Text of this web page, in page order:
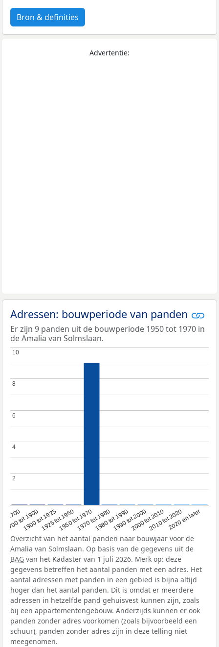
Bron & definities
Advertentie:
Adressen: bouwperiode van panden
Er zijn 9 panden uit de bouwperiode 1950 tot 1970 in
de Amalia van Solmslaan.
1700
1700 tot 1900
1900 tot 19251925 tot 19501950 tot 19701970 tot 19801980 tot 19901990 tot 20002000 tot 20102010 tot 20202020 en later
2
2
4
4
6
6
8
8
10
10
Overzicht van het aantal panden naar bouwjaar voor de
Amalia van Solmslaan. Op basis van de gegevens uit de
BAG van het Kadaster van 1 juli 2026. Merk op: deze
gegevens betreffen het aantal panden met een adres. Het
aantal adressen met panden in een gebied is bijna altijd
hoger dan het aantal panden. Dit is omdat er meerdere
adressen in hetzelfde pand gehuisvest kunnen zijn, zoals
bij een appartementengebouw. Anderzijds kunnen er ook
panden zonder adres voorkomen (zoals bijvoorbeeld een
schuur), panden zonder adres zijn in deze telling niet
meegenomen.